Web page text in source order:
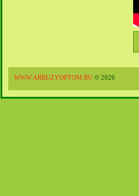
WWW.ARBUZYOPTOM.RU © 2026